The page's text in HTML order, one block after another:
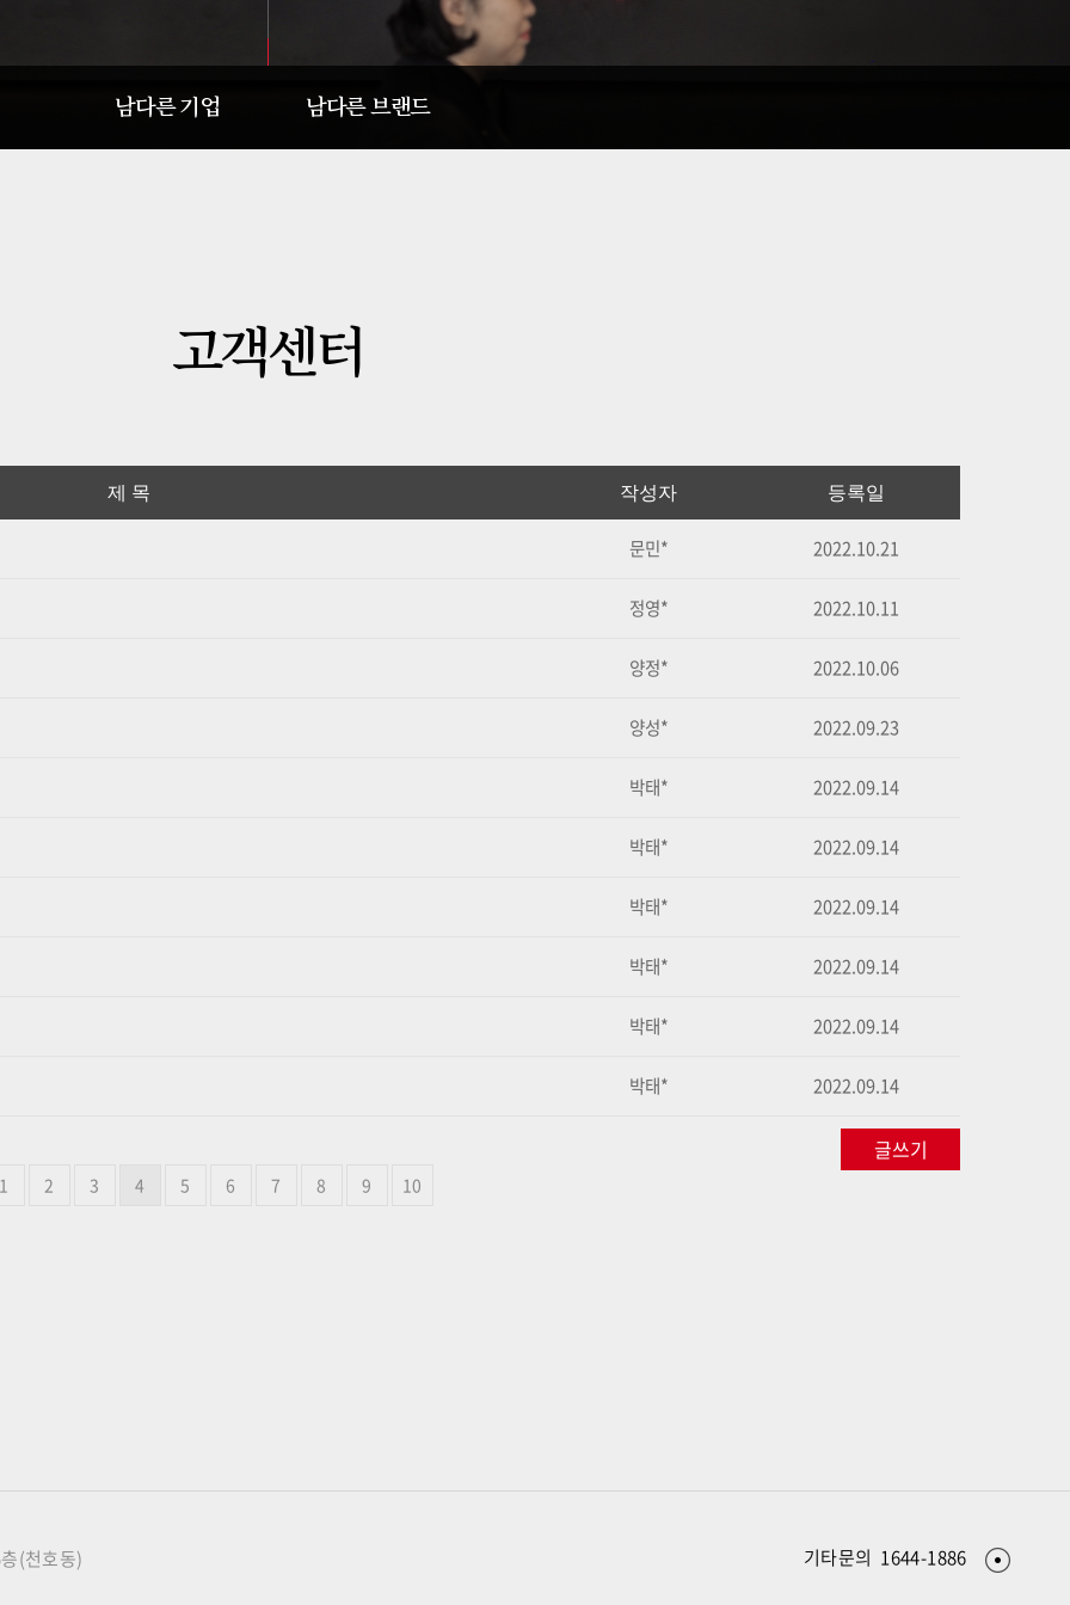
남다른 기업
남다른 활동
남다른 브랜드
남다른 매장
남다른 창업
고객센터
제 목 작성자 등록일
문민* 2022.10.21
정영* 2022.10.11
양정* 2022.10.06
양성* 2022.09.23
박태* 2022.09.14
박태* 2022.09.14
박태* 2022.09.14
박태* 2022.09.14
박태* 2022.09.14
박태* 2022.09.14
글쓰기
1 2 3 4 5 6 7 8 9 10
기타문의 1644-1886
(천호동)